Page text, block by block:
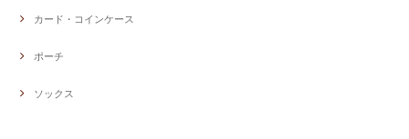
カード・コインケース
ポーチ
ソックス